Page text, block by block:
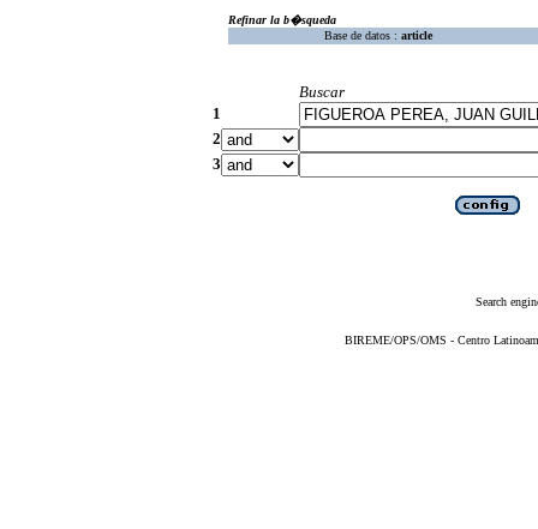
Refinar la b�squeda
Base de datos : article
Buscar
1
2
3
Search
BIREME/OPS/OMS - Centro